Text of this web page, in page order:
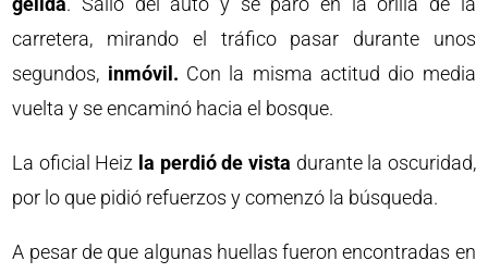
carretera, mirando el tráfico pasar durante unos
segundos, inmóvil. Con la misma actitud dio media
vuelta y se encaminó hacia el bosque.
La oficial Heiz la perdió de vista durante la oscuridad,
por lo que pidió refuerzos y comenzó la búsqueda.
A pesar de que algunas huellas fueron encontradas en